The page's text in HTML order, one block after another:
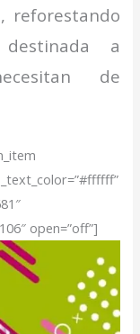
reforestando
a
de
open=”off”]